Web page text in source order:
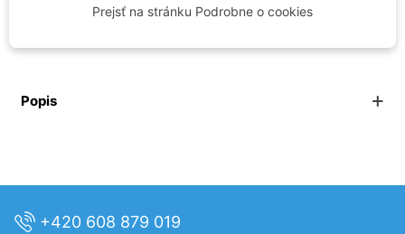
Popis
+420 608 879 019
Prejsť na stránku Podrobne o cookies